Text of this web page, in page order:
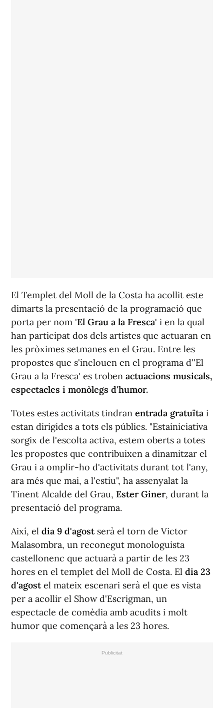
El Templet del Moll de la Costa ha acollit este
dimarts la presentació de la programació que
porta per nom 'El Grau a la Fresca' i en la qual
han participat dos dels artistes que actuaran en
les pròximes setmanes en el Grau. Entre les
propostes que s'inclouen en el programa d''El
Grau a la Fresca' es troben actuacions musicals,
espectacles i monòlegs d'humor.
Totes estes activitats tindran entrada gratuïta i
estan dirigides a tots els públics. "Estainiciativa
sorgix de l'escolta activa, estem oberts a totes
les propostes que contribuixen a dinamitzar el
Grau i a omplir-ho d'activitats durant tot l'any,
ara més que mai, a l'estiu", ha assenyalat la
Tinent Alcalde del Grau, Ester Giner, durant la
presentació del programa.
Així, el dia 9 d'agostserà el torn de Victor
Malasombra, un reconegut monologuista
castellonenc que actuarà a partir de les 23
hores en el templet del Moll de Costa. El dia 23
d'agostel mateix escenari serà el que es vista
per a acollir el Show d'Escrigman, un
espectacle de comèdia amb acudits i molt
humor que començarà a les 23 hores.